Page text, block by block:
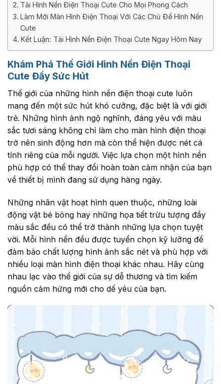
Tải Hình Nền Điện Thoại Cute Cho Mọi Phong Cách
Làm Mới Màn Hình Điện Thoại Với Các Chủ Đề Hình Nền
Cute
Kết Luận: Tải Hình Nền Điện Thoại Cute Ngay Hôm Nay
Khám Phá Thế Giới Hình Nền Điện Thoại
Cute Đầy Sức Hút
Thế giới của những hình nền điện thoại cute luôn
mang đến một sức hút khó cưỡng, đặc biệt là với giới
trẻ. Những hình ảnh ngộ nghĩnh, đáng yêu với màu
sắc tươi sáng không chỉ làm cho màn hình điện thoại
trở nên sinh động hơn mà còn thể hiện được nét cá
tính riêng của mỗi người. Việc lựa chọn một hình nền
phù hợp có thể thay đổi hoàn toàn cảm nhận của bạn
về thiết bị mình đang sử dụng hàng ngày.
Những nhân vật hoạt hình quen thuộc, những loài
động vật bé bỏng hay những họa tiết trừu tượng đầy
màu sắc đều có thể trở thành những lựa chọn tuyệt
vời. Mỗi hình nền đều được tuyển chọn kỹ lưỡng để
đảm bảo chất lượng hình ảnh sắc nét và phù hợp với
nhiều loại màn hình điện thoại khác nhau. Hãy cùng
nhau lạc vào thế giới của sự dễ thương và tìm kiếm
nguồn cảm hứng mới cho dế yêu của bạn.